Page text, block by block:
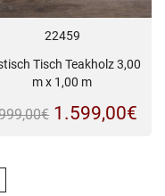
22459
Tisch Teakholz 3,00
m x 1,00 m
€ Il
1.599,00€